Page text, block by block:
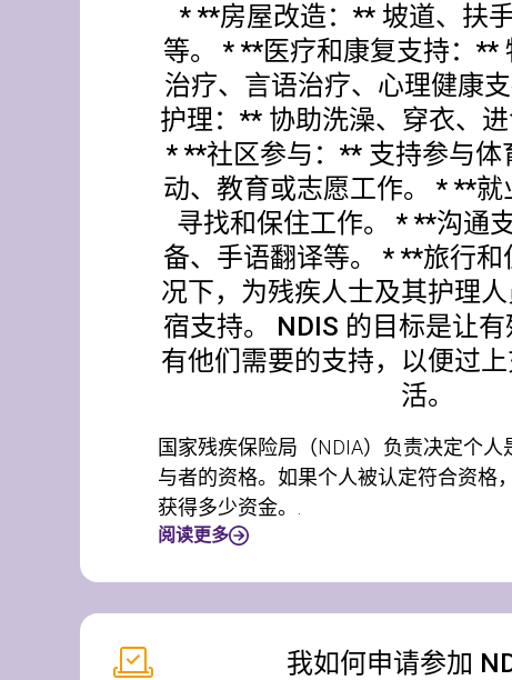
* **房屋改造：** 坡道、扶
等。 * **医疗和康复支持：**
治疗、言语治疗、心理健康
护理：** 协助洗澡、穿衣、进
* **社区参与：** 支持参与体
动、教育或志愿工作。 * **
寻找和保住工作。 * **沟通
备、手语翻译等。 * **旅行
况下，为残疾人士及其护理
宿支持。 NDIS 的目标是让
有他们需要的支持，以便过
活。
国家残疾保险局（NDIA）负责决定个人
与者的资格。如果个人被认定符合资格
获得多少资金。.
阅读更多
我如何申请参加